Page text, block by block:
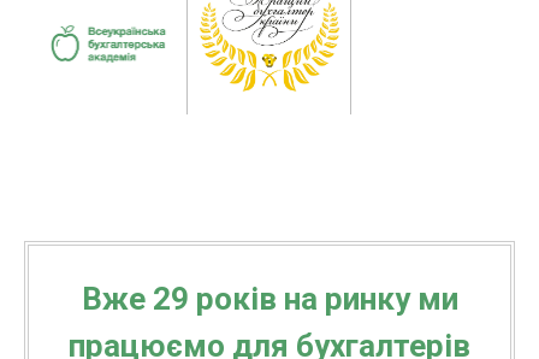
Вже 29 років на ринку ми
працюємо для бухгалтерів